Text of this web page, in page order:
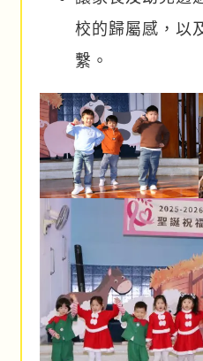
校的歸屬感，以
繫。